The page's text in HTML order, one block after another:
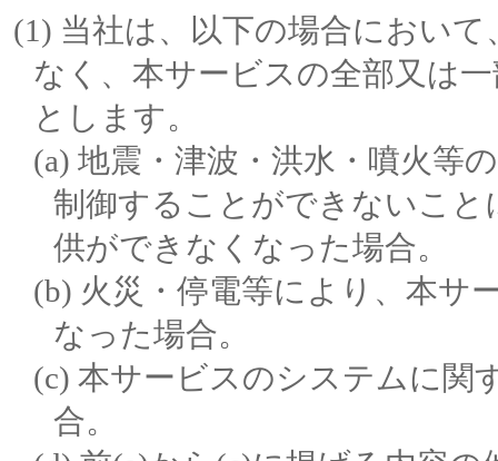
当社は、以下の場合におい
なく、本サービスの全部又は
とします。
地震・津波・洪水・噴火等
制御することができないこ
供ができなくなった場合。
火災・停電等により、本サ
なった場合。
本サービスのシステムに関
合。